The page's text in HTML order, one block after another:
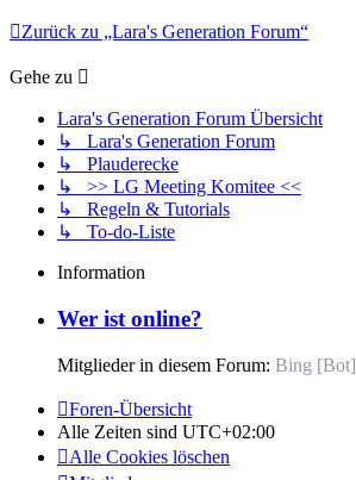
Zurück zu „Lara's Generation Forum“
Gehe zu
Lara's Generation Forum Übersicht
↳ Lara's Generation Forum
↳ Plauderecke
↳ >> LG Meeting Komitee <<
↳ Regeln & Tutorials
↳ To-do-Liste
Information
Wer ist online?
Mitglieder in diesem Forum: Bing [Bot]
Foren-Übersicht
Alle Zeiten sind UTC+02:00
Alle Cookies löschen